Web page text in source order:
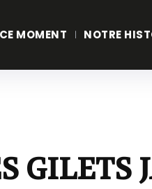
MOMENT NOTRE
GILETS